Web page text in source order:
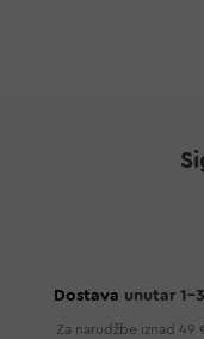
Dostava unutar 1-
Za narudžbe iznad 49